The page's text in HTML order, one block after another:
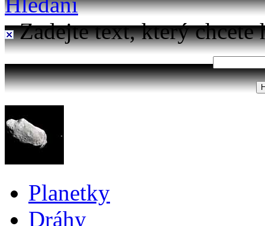
Zadejte text, který chcete
Planetky
Dráhy